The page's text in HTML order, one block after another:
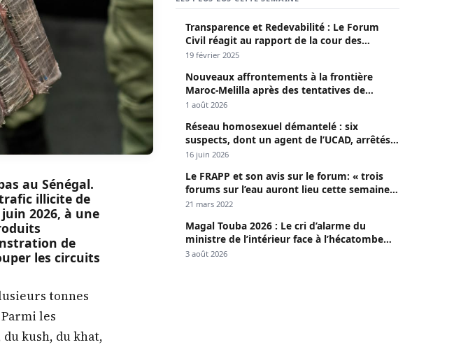
au Sénégal.
illicite de
2026, à une
de
les circuits
tonnes
les
kush, du khat,
Transparence et Redevabilité : Le Forum
Civil réagit au rapport de la cour des
comptes
19 février 2025
Nouveaux affrontements à la frontière
Maroc-Melilla après des tentatives de
passage
1 août 2026
Réseau homosexuel démantelé : six
suspects, dont un agent de l’UCAD, arrêtés à
Keur Massar ; l’un avoue avoir propagé le
16 juin 2026
Le FRAPP et son avis sur le forum: « trois
forums sur l’eau auront lieu cette semaine à
Dakar »
21 mars 2022
Magal Touba 2026 : Le cri d’alarme du
ministre de l’intérieur face à l’hécatombe
routière
3 août 2026